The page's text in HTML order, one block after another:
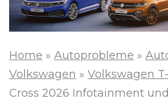
Home » Autoprobleme »
Volkswagen » Volkswagen
Cross 2026 Infotainment